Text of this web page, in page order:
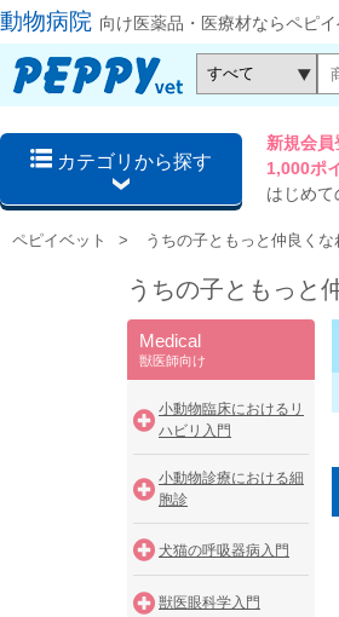
動物病院 向け医薬品・医療材ならペピイ
カテゴリから探す
新規会
1,000ポ
はじめて
ペピイベット うちの子ともっと仲良く
うちの子ともっと
Medical
獣医師向け
小動物臨床におけるリ
ハビリ入門
小動物診療における細
胞診
犬猫の呼吸器病入門
獣医眼科学入門